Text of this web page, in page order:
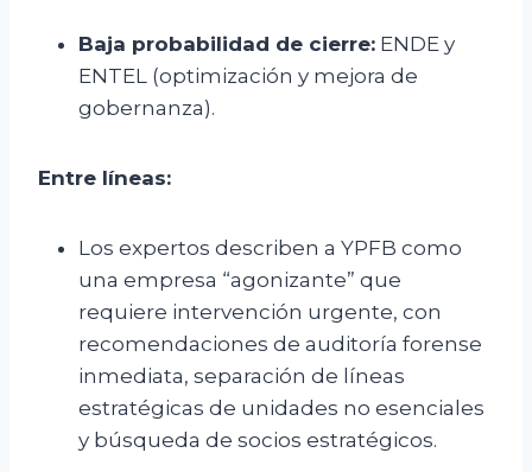
Baja probabilidad de cierre: ENDE y
ENTEL (optimización y mejora de
gobernanza).
Entre líneas:
Los expertos describen a YPFB como
una empresa “agonizante” que
requiere intervención urgente, con
recomendaciones de auditoría forense
inmediata, separación de líneas
estratégicas de unidades no esenciales
y búsqueda de socios estratégicos.